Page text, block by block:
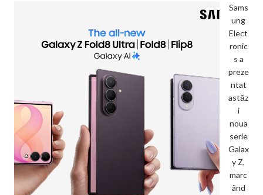
Sams
ung
Elect
ronic
s a
preze
ntat
astăz
i
noua
serie
Galax
y Z,
marc
ând